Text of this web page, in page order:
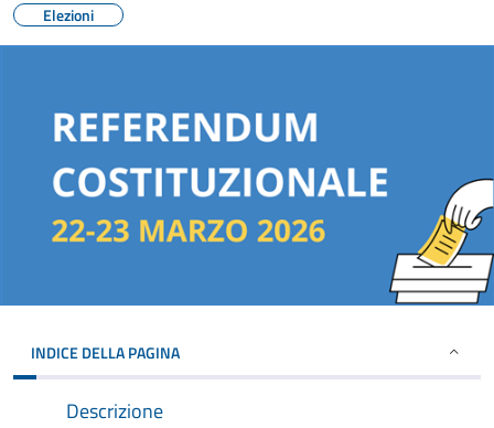
Elezioni
INDICE DELLA PAGINA
Descrizione